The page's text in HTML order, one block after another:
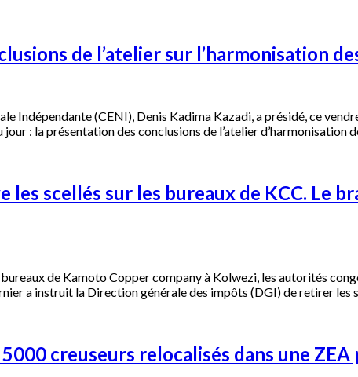
de l’atelier sur l’harmonisation
Indépendante (CENI), Denis Kadima Kazadi, a présidé, ce
: la présentation des conclusions de l’atelier
les scellés sur les bureaux de KCC. Le
de Kamoto Copper company à Kolwezi, les autorités
a instruit la Direction générale des impôts (DGI) de retirer
creuseurs relocalisés dans une ZEA